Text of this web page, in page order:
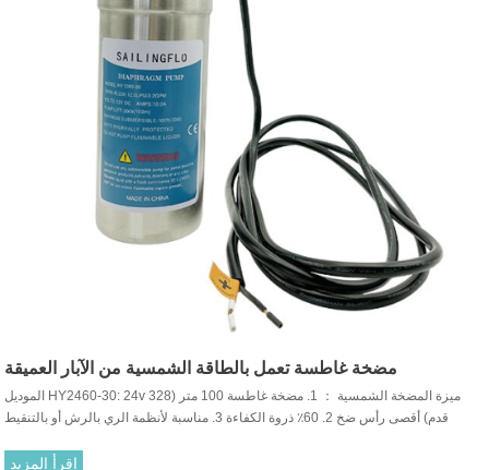
مضخة غاطسة تعمل بالطاقة الشمسية من الآبار العميقة
الموديل HY2460-30: 24v ميزة المضخة الشمسية ： 1. مضخة غاطسة 100 متر (328
قدم) أقصى رأس ضخ 2. 60٪ ذروة الكفاءة 3. مناسبة لأنظمة الري بالرش أو بالتنقيط
اقرأ المزيد